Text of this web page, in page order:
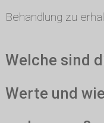
Behandlung zu
Welche sind
Werte und